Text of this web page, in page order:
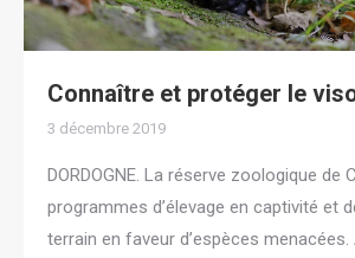
Connaître et protéger le
3 décembre 2019
DORDOGNE. La réserve zoologique de
programmes d’élevage en captivité et
terrain en faveur d’espèces menacées.